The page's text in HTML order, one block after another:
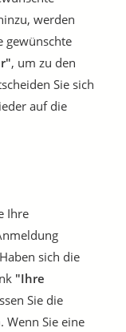
werden
gewünschte
, um zu den
Sie sich
auf die
Ihre
sich die
"Ihre
Sie die
Wenn Sie eine